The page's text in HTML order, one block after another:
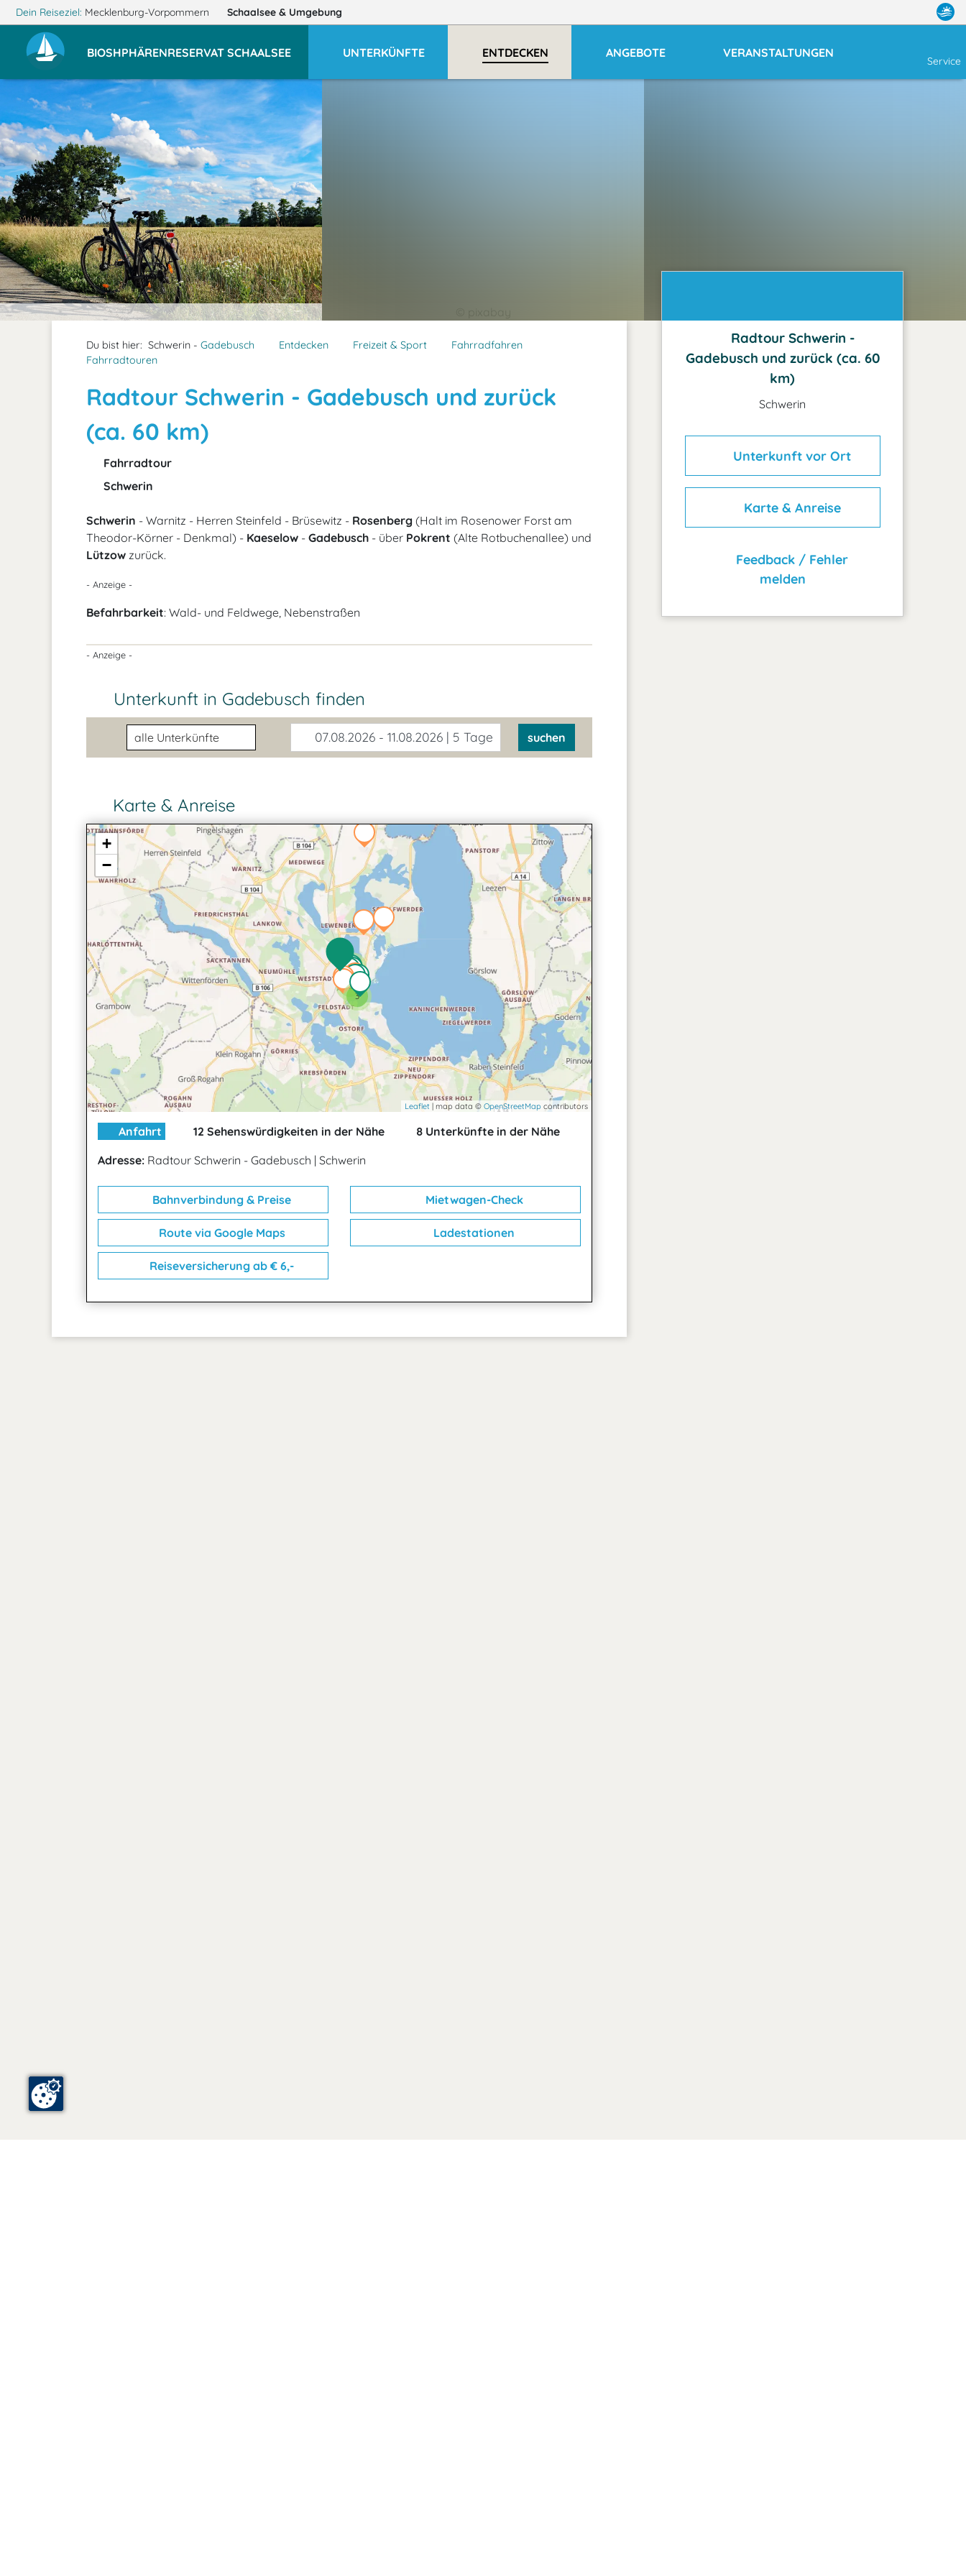
Dein Reiseziel: Mecklenburg-Vorpommern Schaalsee & Umgebung
BIOSHPHÄRENRESERVAT SCHAALSEE UNTERKÜNFTE ENTDECKEN ANGEBOTE VERANSTALTUNGEN
Service
Du bist hier: Schwerin - Gadebusch Entdecken Freizeit & Sport
Fahrradfahren
Fahrradtouren
Radtour Schwerin - Gadebusch und zurück
(ca. 60 km)
Fahrradtour
Schwerin
Schwerin - Warnitz - Herren Steinfeld - Brüsewitz - Rosenberg (Halt im Rosenower Forst am
Theodor-Körner - Denkmal) - Kaeselow - Gadebusch - über Pokrent (Alte Rotbuchenallee) und
Lützow zurück.
- Anzeige -
Befahrbarkeit: Wald- und Feldwege, Nebenstraßen
- Anzeige -
Unterkunft in Gadebusch finden
Unterkunftsart 07.08.2026 - 11.08.2026 | 5 Tage suchen
Karte & Anreise
2
3
2
+
−
Leaflet | map data © OpenStreetMap contributors
Anfahrt 12 Sehenswürdigkeiten in der Nähe
8 Unterkünfte in der Nähe
Adresse: Radtour Schwerin - Gadebusch | Schwerin
Bahnverbindung & Preise Mietwagen-Check
Route via Google Maps Ladestationen
Reiseversicherung ab € 6,-
Radtour Schwerin -
Gadebusch und zurück (ca. 60
km)
Schwerin
Unterkunft vor Ort
Karte & Anreise
Feedback / Fehler
melden